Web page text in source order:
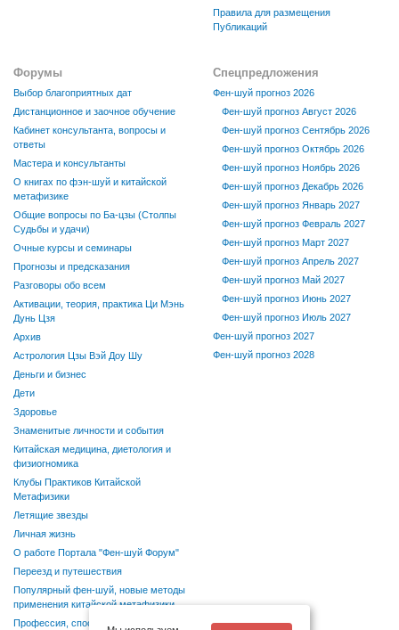
Правила для размещения
Публикаций
Форумы
Выбор благоприятных дат
Дистанционное и заочное обучение
Кабинет консультанта, вопросы и
ответы
Мастера и консультанты
О книгах по фэн-шуй и китайской
метафизике
Общие вопросы по Ба-цзы (Столпы
Судьбы и удачи)
Очные курсы и семинары
Прогнозы и предсказания
Разговоры обо всем
Активации, теория, практика Ци Мэнь
Дунь Цзя
Архив
Астрология Цзы Вэй Доу Шу
Деньги и бизнес
Дети
Здоровье
Знаменитые личности и события
Китайская медицина, диетология и
физиогномика
Клубы Практиков Китайской
Метафизики
Летящие звезды
Личная жизнь
О работе Портала "Фен-шуй Форум"
Переезд и путешествия
Популярный фен-шуй, новые методы
применения китайской метафизики
Профессия, способности, хобби
Спецпредложения
Фен-шуй прогноз 2026
Фен-шуй прогноз Август 2026
Фен-шуй прогноз Сентябрь 2026
Фен-шуй прогноз Октябрь 2026
Фен-шуй прогноз Ноябрь 2026
Фен-шуй прогноз Декабрь 2026
Фен-шуй прогноз Январь 2027
Фен-шуй прогноз Февраль 2027
Фен-шуй прогноз Март 2027
Фен-шуй прогноз Апрель 2027
Фен-шуй прогноз Май 2027
Фен-шуй прогноз Июнь 2027
Фен-шуй прогноз Июль 2027
Фен-шуй прогноз 2027
Фен-шуй прогноз 2028